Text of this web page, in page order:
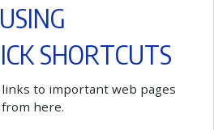
USING
ICKSHORTCUTS
links to important web pages
from here.